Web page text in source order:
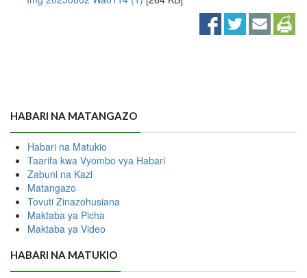
HABARI NA MATANGAZO
Habari na Matukio
Taarifa kwa Vyombo vya Habari
Zabuni na Kazi
Matangazo
Tovuti Zinazohusiana
Maktaba ya Picha
Maktaba ya Video
HABARI NA MATUKIO